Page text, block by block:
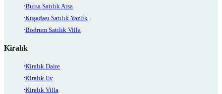
Bursa Satılık Arsa
Kuşadası Satılık Yazlık
Bodrum Satılık Villa
Kiralık
Kiralık Daire
Kiralık Ev
Kiralık Villa